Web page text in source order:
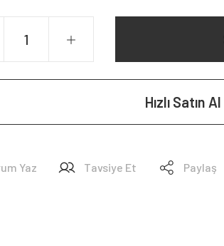
Hızlı Satın Al
Yaz Tavsiye Et Paylaş